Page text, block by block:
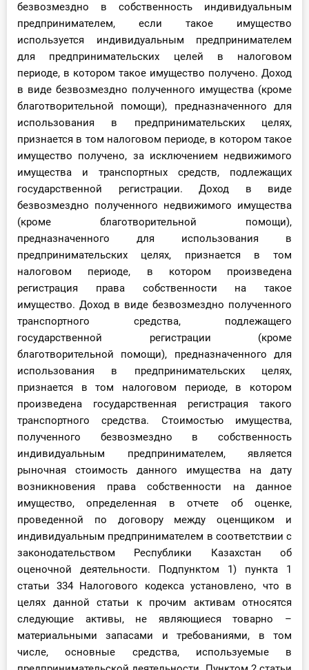
безвозмездно в собственность индивидуальным
предпринимателем, если такое имущество
используется индивидуальным предпринимателем
для предпринимательских целей в налоговом
периоде, в котором такое имущество получено. Доход
в виде безвозмездно полученного имущества (кроме
благотворительной помощи), предназначенного для
использования в предпринимательских целях,
признается в том налоговом периоде, в котором такое
имущество получено, за исключением недвижимого
имущества и транспортных средств, подлежащих
государственной регистрации. Доход в виде
безвозмездно полученного недвижимого имущества
(кроме благотворительной помощи),
предназначенного для использования в
предпринимательских целях, признается в том
налоговом периоде, в котором произведена
регистрация права собственности на такое
имущество. Доход в виде безвозмездно полученного
транспортного средства, подлежащего
государственной регистрации (кроме
благотворительной помощи), предназначенного для
использования в предпринимательских целях,
признается в том налоговом периоде, в котором
произведена государственная регистрация такого
транспортного средства. Стоимостью имущества,
полученного безвозмездно в собственность
индивидуальным предпринимателем, является
рыночная стоимость данного имущества на дату
возникновения права собственности на данное
имущество, определенная в отчете об оценке,
проведенной по договору между оценщиком и
индивидуальным предпринимателем в соответствии с
законодательством Республики Казахстан об
оценочной деятельности. Подпунктом 1) пункта 1
статьи 334 Налогового кодекса установлено, что в
целях данной статьи к прочим активам относятся
следующие активы, не являющиеся товарно –
материальными запасами и требованиями, в том
числе, основные средства, используемые в